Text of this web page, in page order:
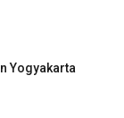
Yogyakarta